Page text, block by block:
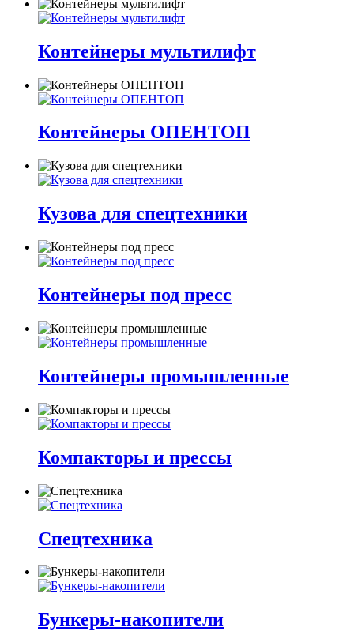
Контейнеры мультилифт
Контейнеры ОПЕНТОП
Кузова для спецтехники
Контейнеры под пресс
Контейнеры промышленные
Компакторы и прессы
Спецтехника
Бункеры-накопители